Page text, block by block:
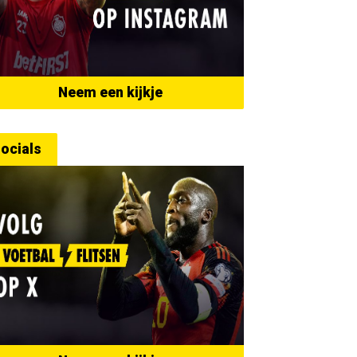
Neem een kijkje